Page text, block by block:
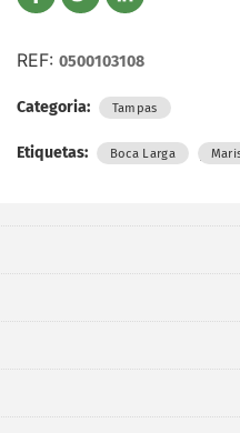
REF: 0500103108
Categoria: Tampas
Etiquetas: Boca Larga ,